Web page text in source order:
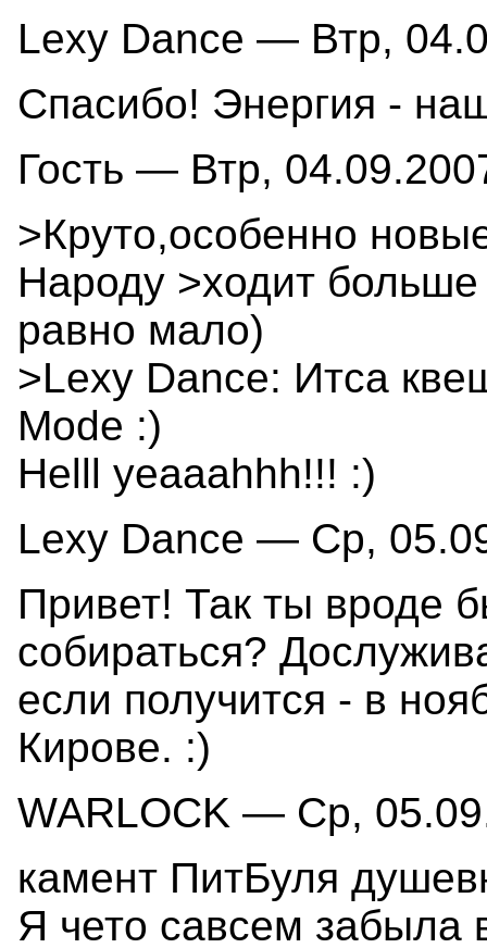
Lexy Dance — Втр,
Спасибо! Энергия -
Гость — Втр,
>Круто,особенно
Народу >ходит
равно мало)
>Lexy Dance: Итса
Mode :)
Helll yeaaahhh!!! :)
Lexy Dance — Ср,
Привет! Так ты вроде
собираться?
если получится - в
Кирове. :)
WARLOCK — Ср,
камент ПитБуля
Я чето савсем забыла